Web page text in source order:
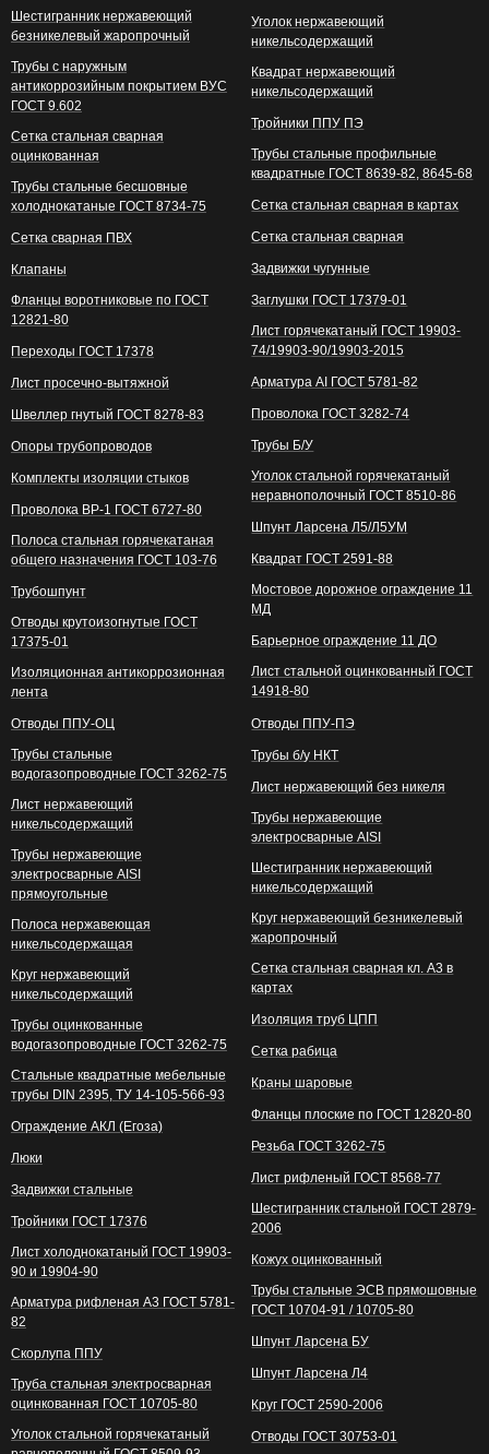
Шестигранник нержавеющий
безникелевый жаропрочный
Трубы с наружным
антикоррозийным покрытием ВУС
ГОСТ 9.602
Сетка стальная сварная
оцинкованная
Трубы стальные бесшовные
холоднокатаные ГОСТ 8734-75
Сетка сварная ПВХ
Клапаны
Фланцы воротниковые по ГОСТ
12821-80
Переходы ГОСТ 17378
Лист просечно-вытяжной
Швеллер гнутый ГОСТ 8278-83
Опоры трубопроводов
Комплекты изоляции стыков
Проволока ВР-1 ГОСТ 6727-80
Полоса стальная горячекатаная
общего назначения ГОСТ 103-76
Трубошпунт
Отводы крутоизогнутые ГОСТ
17375-01
Изоляционная антикоррозионная
лента
Уголок нержавеющий
никельсодержащий
Квадрат нержавеющий
никельсодержащий
Тройники ППУ ПЭ
Трубы стальные профильные
квадратные ГОСТ 8639-82, 8645-68
Сетка стальная сварная в картах
Сетка стальная сварная
Задвижки чугунные
Заглушки ГОСТ 17379-01
Лист горячекатаный ГОСТ 19903-
74/19903-90/19903-2015
Арматура АI ГОСТ 5781-82
Проволока ГОСТ 3282-74
Трубы Б/У
Уголок стальной горячекатаный
неравнополочный ГОСТ 8510-86
Шпунт Ларсена Л5/Л5УМ
Квадрат ГОСТ 2591-88
Мостовое дорожное ограждение 11
МД
Барьерное ограждение 11 ДО
Лист стальной оцинкованный ГОСТ
14918-80
Отводы ППУ-ОЦ
Трубы стальные
водогазопроводные ГОСТ 3262-75
Лист нержавеющий
никельсодержащий
Трубы нержавеющие
электросварные AISI
прямоугольные
Полоса нержавеющая
никельсодержащая
Круг нержавеющий
никельсодержащий
Трубы оцинкованные
водогазопроводные ГОСТ 3262-75
Стальные квадратные мебельные
трубы DIN 2395, ТУ 14-105-566-93
Ограждение АКЛ (Егоза)
Люки
Задвижки стальные
Тройники ГОСТ 17376
Лист холоднокатаный ГОСТ 19903-
90 и 19904-90
Арматура рифленая А3 ГОСТ 5781-
82
Скорлупа ППУ
Труба стальная электросварная
оцинкованная ГОСТ 10705-80
Уголок стальной горячекатаный
Отводы ППУ-ПЭ
Трубы б/у НКТ
Лист нержавеющий без никеля
Трубы нержавеющие
электросварные AISI
Шестигранник нержавеющий
никельсодержащий
Круг нержавеющий безникелевый
жаропрочный
Сетка стальная сварная кл. А3 в
картах
Изоляция труб ЦПП
Сетка рабица
Краны шаровые
Фланцы плоские по ГОСТ 12820-80
Резьба ГОСТ 3262-75
Лист рифленый ГОСТ 8568-77
Шестигранник стальной ГОСТ 2879-
2006
Кожух оцинкованный
Трубы стальные ЭСВ прямошовные
ГОСТ 10704-91 / 10705-80
Шпунт Ларсена БУ
Шпунт Ларсена Л4
Круг ГОСТ 2590-2006
Отводы ГОСТ 30753-01